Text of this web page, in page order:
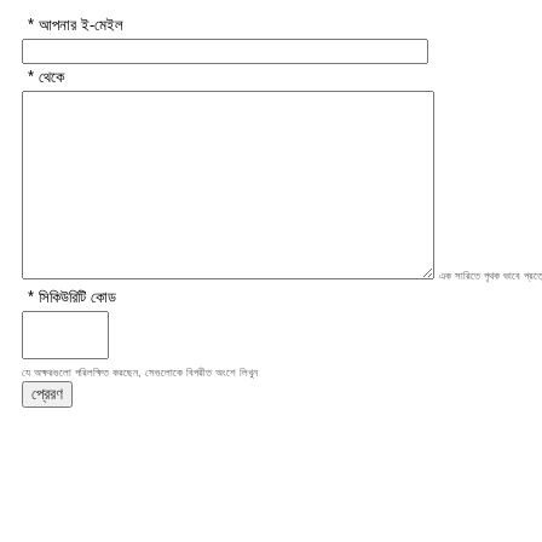
* আপনার ই-মেইল
* থেকে
এক সারিতে পৃথক ভাবে
* সিকিউরিটি কোড
যে অক্ষরগুলো পরিলক্ষিত করছেন, সেগুলোকে বিপরীত অংশে লিখুন